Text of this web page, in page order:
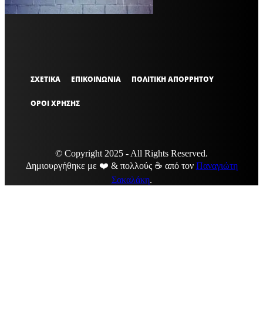
OFFICIAL
ΣΧΕΤΙΚΑ ΕΠΙΚΟΙΝΩΝΙΑ ΠΟΛΙΤΙΚΗ ΑΠΟΡΡΗΤΟΥ
ΟΡΟΙ ΧΡΗΣΗΣ
© Copyright 2025 - All Rights Reserved.
Δημιουργήθηκε με ❤️ & πολλούς ☕ από τον Παναγιώτη
Σακαλάκη.